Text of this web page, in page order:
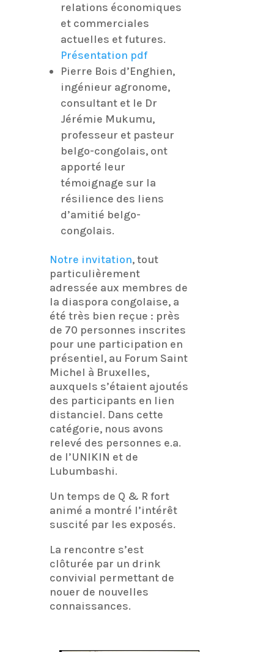
relations économiques
et commerciales
actuelles et futures.
Présentation pdf
Pierre Bois d’Enghien,
ingénieur agronome,
consultant et le Dr
Jérémie Mukumu,
professeur et pasteur
belgo-congolais, ont
apporté leur
témoignage sur la
résilience des liens
d’amitié belgo-
congolais.
Notre invitation, tout
particulièrement
adressée aux membres de
la diaspora congolaise, a
été très bien reçue : près
de 70 personnes inscrites
pour une participation en
présentiel, au Forum Saint
Michel à Bruxelles,
auxquels s’étaient ajoutés
des participants en lien
distanciel. Dans cette
catégorie, nous avons
relevé des personnes e.a.
de l’UNIKIN et de
Lubumbashi.
Un temps de Q & R fort
animé a montré l’intérêt
suscité par les exposés.
La rencontre s’est
clôturée par un drink
convivial permettant de
nouer de nouvelles
connaissances.